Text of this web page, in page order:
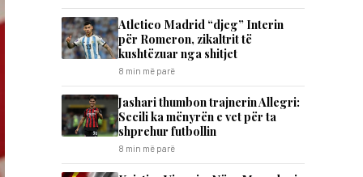
Atletico Madrid “djeg” Interin
për Romeron, zikaltrit të
kushtëzuar nga shitjet
8 min më parë
Jashari thumbon trajnerin Allegri:
Secili ka mënyrën e vet për ta
shprehur futbollin
8 min më parë